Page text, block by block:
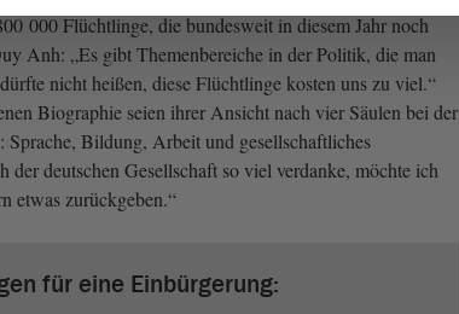
000 Flüchtlinge, die bundesweit in diesem Jahr noch
Anh: „Es gibt Themenbereiche in der Politik, die man
nicht heißen, diese Flüchtlinge kosten uns zu viel.“
Biographie seien ihrer Ansicht nach vier Säulen bei der
Sprache, Bildung, Arbeit und gesellschaftliches
der deutschen Gesellschaft so viel verdanke, möchte ich
etwas zurückgeben.“
für eine Einbürgerung: